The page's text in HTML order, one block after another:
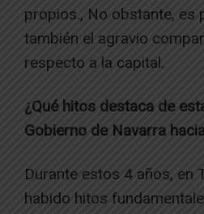
propios., No obstante, es
también el agravio
respecto a la capital.
¿Qué hitos destaca de
Gobierno de Navarra
Durante estos 4 años, en
habido hitos